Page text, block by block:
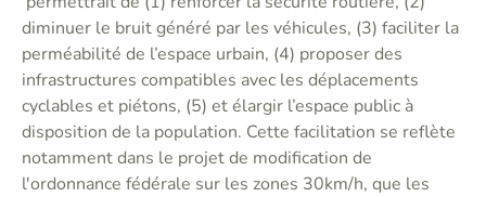
diminuer le bruit généré par les véhicules, (3) faciliter la
perméabilité de l’espace urbain, (4) proposer des
infrastructures compatibles avec les déplacements
cyclables et piétons, (5) et élargir l’espace public à
disposition de la population. Cette facilitation se reflète
notamment dans le projet de modification de
l'ordonnance fédérale sur les zones 30km/h, que les